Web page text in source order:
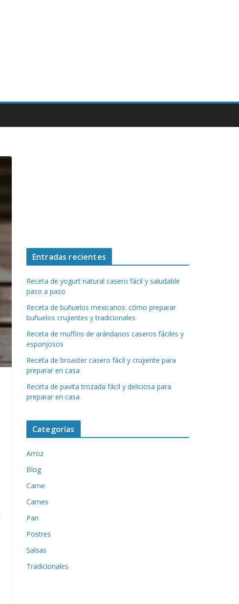
Entradas recientes
Receta de yogurt natural casero fácil y saludable
paso a paso
Receta de buñuelos mexicanos: cómo preparar
buñuelos crujientes y tradicionales
Receta de muffins de arándanos caseros fáciles y
esponjosos
Receta de broaster casero fácil y crujiente para
preparar en casa
Receta de pavita trozada fácil y deliciosa para
preparar en casa
Categorías
Arroz
Blog
Carne
Carnes
Pan
Postres
Salsas
Tradicionales